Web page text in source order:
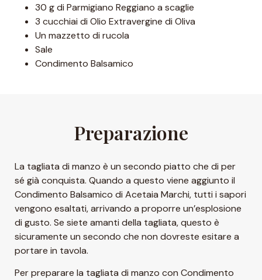
30 g di Parmigiano Reggiano a scaglie
3 cucchiai di Olio Extravergine di Oliva
Un mazzetto di rucola
Sale
Condimento Balsamico
Preparazione
La tagliata di manzo è un secondo piatto che di per
sé già conquista. Quando a questo viene aggiunto il
Condimento Balsamico di Acetaia Marchi, tutti i sapori
vengono esaltati, arrivando a proporre un’esplosione
di gusto. Se siete amanti della tagliata, questo è
sicuramente un secondo che non dovreste esitare a
portare in tavola.
Per preparare la tagliata di manzo con Condimento